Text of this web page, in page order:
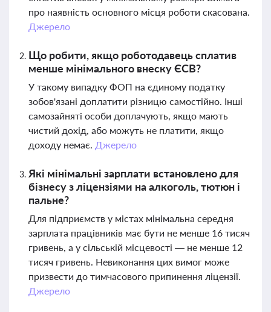
про наявність основного місця роботи скасована.
Джерело
Що робити, якщо роботодавець сплатив
менше мінімального внеску ЄСВ?
У такому випадку ФОП на єдиному податку
зобов'язані доплатити різницю самостійно. Інші
самозайняті особи доплачують, якщо мають
чистий дохід, або можуть не платити, якщо
доходу немає. Джерело
Які мінімальні зарплати встановлено для
бізнесу з ліцензіями на алкоголь, тютюн і
пальне?
Для підприємств у містах мінімальна середня
зарплата працівників має бути не менше 16 тисяч
гривень, а у сільській місцевості — не менше 12
тисяч гривень. Невиконання цих вимог може
призвести до тимчасового припинення ліцензії.
Джерело